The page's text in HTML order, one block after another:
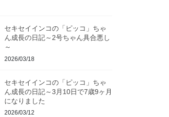
セキセイインコの「ピッコ」ちゃ
ん成長の日記～2号ちゃん具合悪し
～
2026/03/18
セキセイインコの「ピッコ」ちゃ
ん成長の日記～3月10日で7歳9ヶ月
になりました
2026/03/12